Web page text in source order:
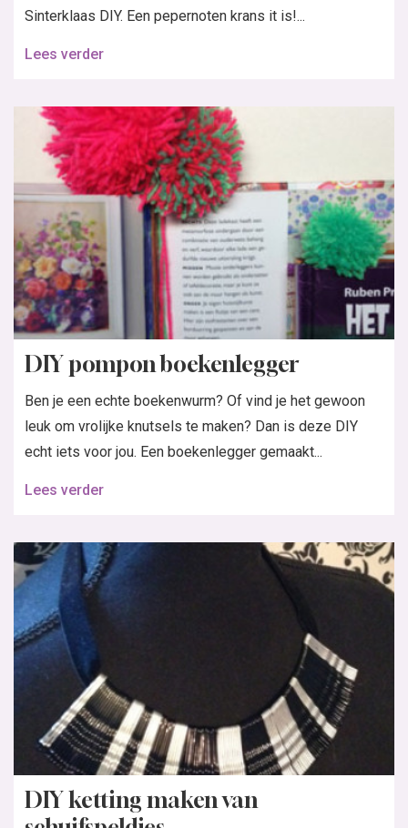
Sinterklaas DIY. Een pepernoten krans it is!...
Lees verder
DIY pompon boekenlegger
Ben je een echte boekenwurm? Of vind je het gewoon
leuk om vrolijke knutsels te maken? Dan is deze DIY
echt iets voor jou. Een boekenlegger gemaakt...
Lees verder
DIY ketting maken van